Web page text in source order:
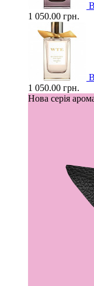
1 050.00 грн.
1 050.00 грн.
Нова серія